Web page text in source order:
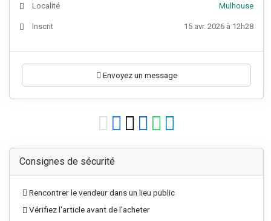
Localité Mulhouse
Inscrit 15 avr. 2026 à 12h28
Envoyez un message
Consignes de sécurité
Rencontrer le vendeur dans un lieu public
Vérifiez l'article avant de l'acheter